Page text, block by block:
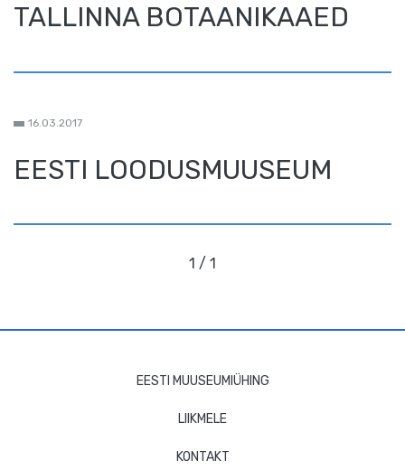
TALLINNA BOTAANIKAAED
16.03.2017
EESTI LOODUSMUUSEUM
1 / 1
EESTI MUUSEUMIÜHING
LIIKMELE
KONTAKT